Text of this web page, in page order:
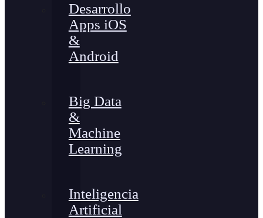
Desarrollo
Apps iOS
&
Android
Big Data
&
Machine
Learning
Inteligencia
Artificial